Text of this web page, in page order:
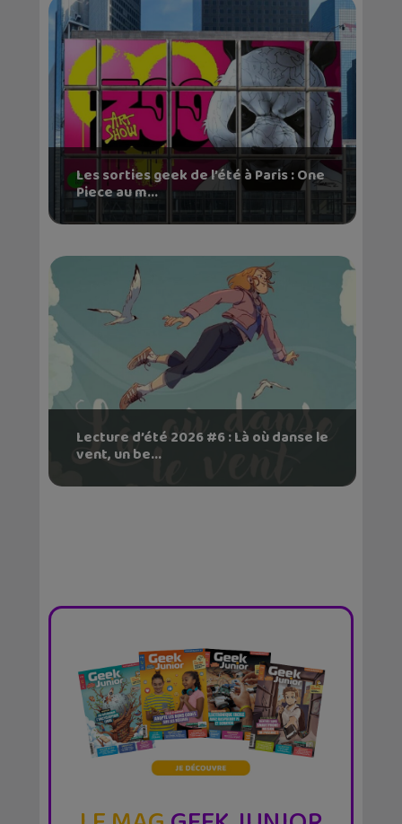
Les sorties geek de l’été à Paris : One
Piece au m...
Lecture d’été 2026 #6 : Là où danse le
vent, un be...